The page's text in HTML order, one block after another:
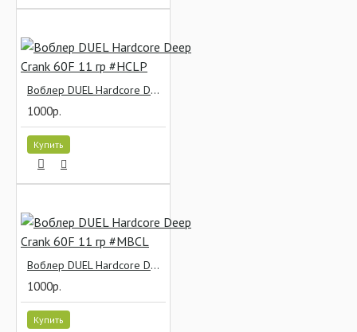
Воблер DUEL Hardcore Deep Crank 60F 11 гр #HCLP
1000р.
Купить
Воблер DUEL Hardcore Deep Crank 60F 11 гр #MBCL
1000р.
Купить